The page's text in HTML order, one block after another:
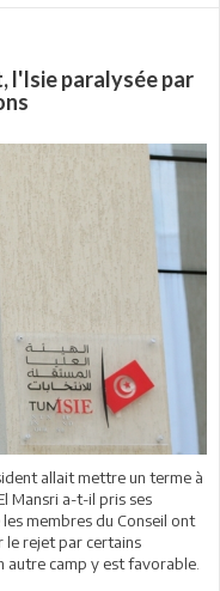
l'Isie paralysée par
allait mettre un terme à
Mansri a-t-il pris ses
membres du Conseil ont
le rejet par certains
autre camp y est favorable.